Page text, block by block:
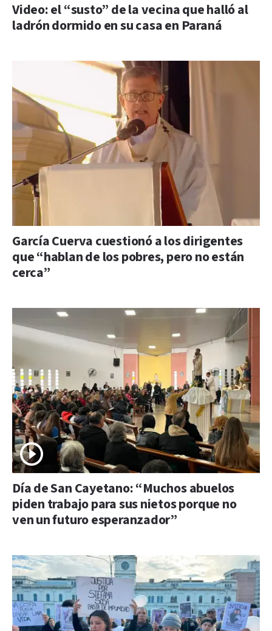
Video: el “susto” de la vecina que halló al
ladrón dormido en su casa en Paraná
García Cuerva cuestionó a los dirigentes
que “hablan de los pobres, pero no están
cerca”
Día de San Cayetano: “Muchos abuelos
piden trabajo para sus nietos porque no
ven un futuro esperanzador”